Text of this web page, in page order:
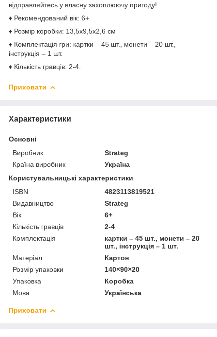
відправляйтесь у власну захоплюючу пригоду!
♦ Рекомендований вік: 6+
♦ Розмір коробки: 13,5х9,5х2,6 см
♦ Комплектація гри: картки – 45 шт., монети – 20 шт.,
інструкція – 1 шт.
♦ Кількість гравців: 2-4.
Приховати
Характеристики
Основні
Виробник
Strateg
Країна виробник
Україна
Користувальницькі характеристики
ISBN
4823113819521
Видавництво
Strateg
Вік
6+
Кількість гравців
2-4
Комплектація
картки – 45 шт., монети – 20
шт., інструкція – 1 шт.
Матеріал
Картон
Розмір упаковки
140×90×20
Упаковка
Коробка
Мова
Українська
Приховати